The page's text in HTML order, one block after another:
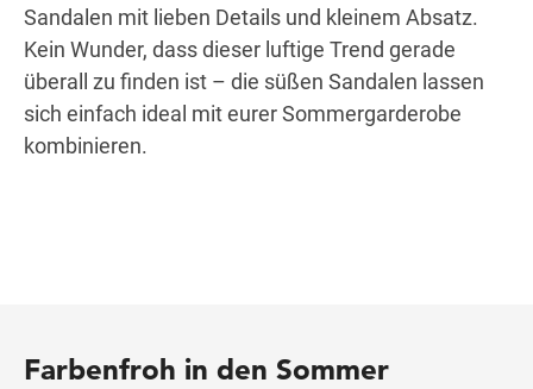
Sandalen mit lieben Details und kleinem Absatz.
Kein Wunder, dass dieser luftige Trend gerade
überall zu finden ist – die süßen Sandalen lassen
sich einfach ideal mit eurer Sommergarderobe
kombinieren.
Farbenfroh in den Sommer